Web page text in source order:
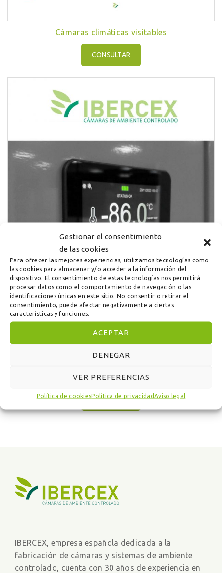
Gestionar el consentimiento
de las cookies
Para ofrecer las mejores experiencias, utilizamos tecnologías como
las cookies para almacenar y/o acceder a la información del
dispositivo. El consentimiento de estas tecnologías nos permitirá
procesar datos como el comportamiento de navegación o las
identificaciones únicas en este sitio. No consentir o retirar el
consentimiento, puede afectar negativamente a ciertas
características y funciones.
ACEPTAR
DENEGAR
VER PREFERENCIAS
Política de cookiesPolítica de privacidadAviso legal
Cámaras climáticas visitables
CONSULTAR
Ultracongeladores
CONSULTAR
IBERCEX, empresa española dedicada a la
fabricación de cámaras y sistemas de ambiente
controlado, cuenta con 30 años de experiencia en